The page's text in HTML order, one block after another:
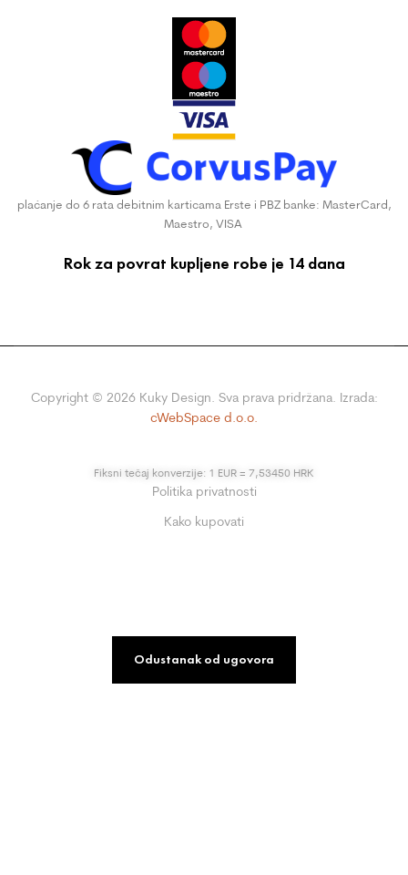
plaćanje do 6 rata debitnim karticama Erste i PBZ banke: MasterCard,
Maestro, VISA
Rok za povrat kupljene robe je 14 dana
Copyright © 2026Kuky Design. Sva prava pridržana. Izrada:
cWebSpace d.o.o.
Fiksni tečaj konverzije: 1 EUR = 7,53450 HRK
Politika privatnosti
Kako kupovati
Odustanak od ugovora